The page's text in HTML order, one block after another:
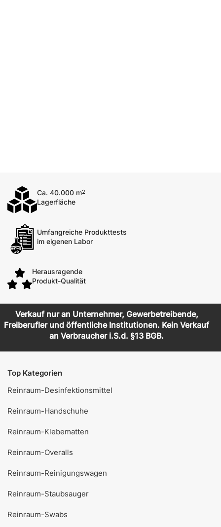
Ca. 40.000 m2
Lagerfläche
Umfangreiche Produkttests
im eigenen Labor
Herausragende
Produkt-Qualität
Verkauf nur an Unternehmer, Gewerbetreibende,
Freiberufler und öffentliche Institutionen. Kein Verkauf
an Verbraucher i.S.d. §13 BGB.
Top Kategorien
Reinraum-Desinfektionsmittel
Reinraum-Handschuhe
Reinraum-Klebematten
Reinraum-Overalls
Reinraum-Reinigungswagen
Reinraum-Staubsauger
Reinraum-Swabs